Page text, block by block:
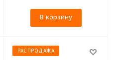
В корзину
РАСПРОДАЖА